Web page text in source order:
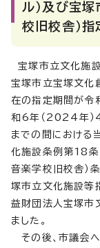
ル）及び宝
校旧校舎）指
宝塚市立文化施設
宝塚市立宝塚文化
在の指定期間が令
和6年（2024年）
までの間における
化施設条例第18条
音楽学校旧校舎）
塚市立文化施設等
益財団法人宝塚市
ました。
その後、市議会